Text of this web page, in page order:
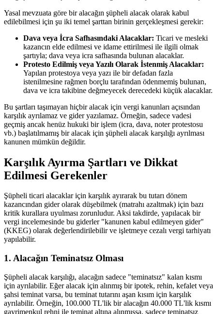
Yasal mevzuata göre bir alacağın şüpheli alacak olarak kabul
edilebilmesi için şu iki temel şarttan birinin gerçekleşmesi gerekir:
Dava veya İcra Safhasındaki Alacaklar: Ticari ve mesleki
kazancın elde edilmesi ve idame ettirilmesi ile ilgili olmak
şartıyla; dava veya icra safhasında bulunan alacaklar.
Protesto Edilmiş veya Yazılı Olarak İstenmiş Alacaklar:
Yapılan protestoya veya yazı ile bir defadan fazla
istenilmesine rağmen borçlu tarafından ödenmemiş bulunan,
dava ve icra takibine değmeyecek derecedeki küçük alacaklar.
Bu şartları taşımayan hiçbir alacak için vergi kanunları açısından
karşılık ayrılamaz ve gider yazılamaz. Örneğin, sadece vadesi
geçmiş ancak henüz hukuki bir işlem (icra, dava, noter protestosu
vb.) başlatılmamış bir alacak için şüpheli alacak karşılığı ayrılması
kanunen mümkün değildir.
Karşılık Ayırma Şartları ve Dikkat
Edilmesi Gerekenler
Şüpheli ticari alacaklar için karşılık ayırarak bu tutarı dönem
kazancından gider olarak düşebilmek (matrahı azaltmak) için bazı
kritik kurallara uyulması zorunludur. Aksi takdirde, yapılacak bir
vergi incelemesinde bu giderler "kanunen kabul edilmeyen gider"
(KKEG) olarak değerlendirilebilir ve işletmeye cezalı vergi tarhiyatı
yapılabilir.
1. Alacağın Teminatsız Olması
Şüpheli alacak karşılığı, alacağın sadece "teminatsız" kalan kısmı
için ayrılabilir. Eğer alacak için alınmış bir ipotek, rehin, kefalet veya
şahsi teminat varsa, bu teminat tutarını aşan kısım için karşılık
ayrılabilir. Örneğin, 100.000 TL'lik bir alacağın 40.000 TL'lik kısmı
gayrimenkul rehni ile teminat altına alınmışsa, sadece teminatsız